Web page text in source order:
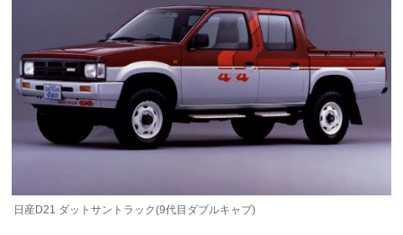
日産D21 ダットサントラック(9代目ダブルキャブ)